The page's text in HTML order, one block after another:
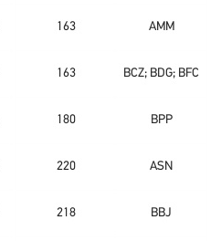
163 AMM
163 BCZ; BDG; BFC
180 BPP
220 ASN
218 BBJ